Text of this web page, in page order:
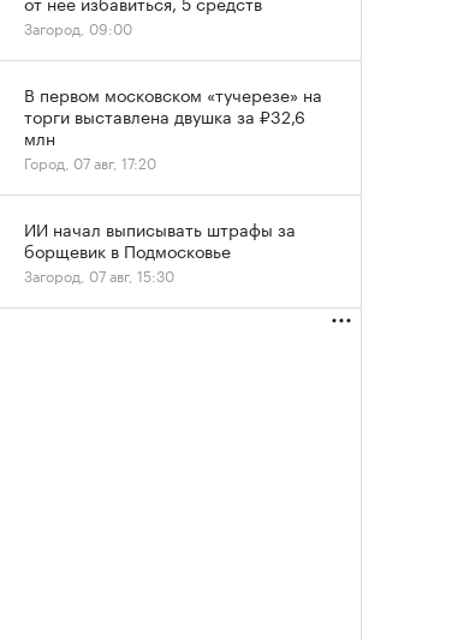
Загород, 09:00
В первом московском «тучерезе» на
торги выставлена двушка за ₽32,6
млн
Город, 07 авг, 17:20
ИИ начал выписывать штрафы за
борщевик в Подмосковье
Загород, 07 авг, 15:30